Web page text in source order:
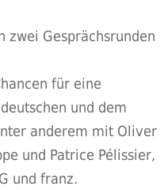
zwei Gesprächsrunden
für eine
und dem
anderem mit Oliver
und Patrice Pélissier,
und franz.